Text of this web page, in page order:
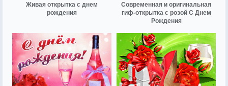
Живая открытка с днем
рождения
Современная и оригинальная
гиф-открытка с розой С Днем
Рождения